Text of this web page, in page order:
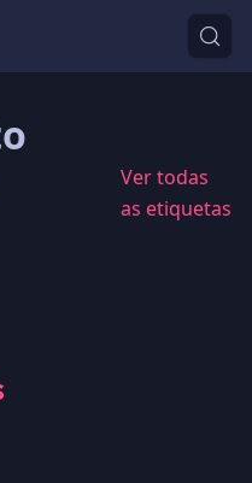
Ver todas
as etiquetas